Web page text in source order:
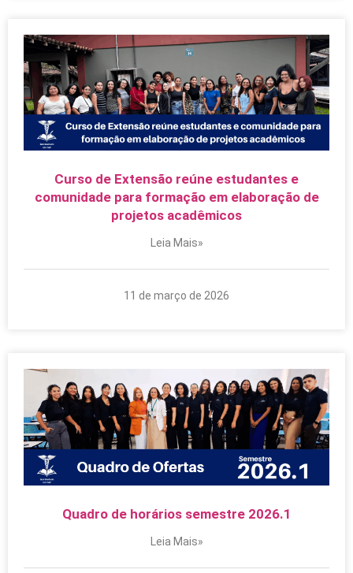
Curso de Extensão reúne estudantes e
comunidade para formação em elaboração de
projetos acadêmicos
Leia Mais»
11 de março de 2026
Quadro de horários semestre 2026.1
Leia Mais»